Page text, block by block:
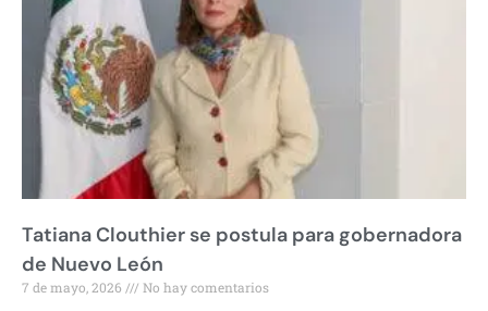
Tatiana Clouthier se postula para gobernadora
de Nuevo León
7 de mayo, 2026 No hay comentarios